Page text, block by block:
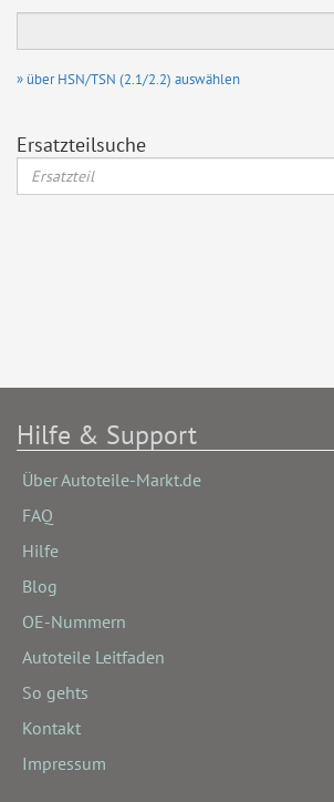
/
» über HSN/TSN (2.1/2.2) auswählen
Ersatzteilsuche
Hilfe & Support
Über Autoteile-Markt.de
FAQ
Hilfe
Blog
OE-Nummern
Autoteile Leitfaden
So gehts
Kontakt
Impressum